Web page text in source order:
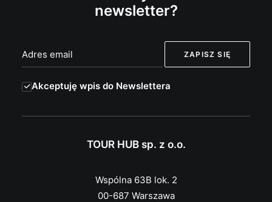
newsletter?
Akceptuję wpis do Newslettera
TOUR HUB sp. z o.o.
Wspólna 63B lok. 2
00-687 Warszawa